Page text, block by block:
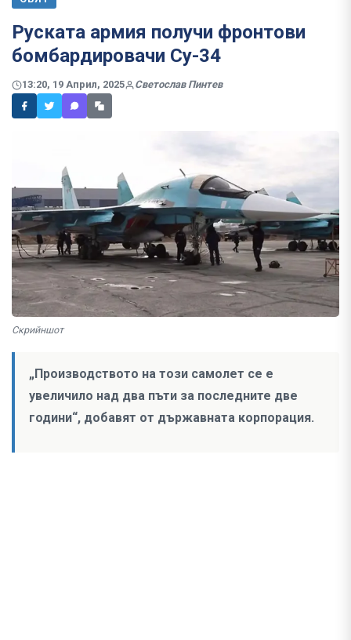
Руската армия получи фронтови
бомбардировачи Су-34
13:20, 19 Април, 2025 Светослав Пинтев
Скрийншот
„Производството на този самолет се е
увеличило над два пъти за последните две
години“, добавят от държавната корпорация.